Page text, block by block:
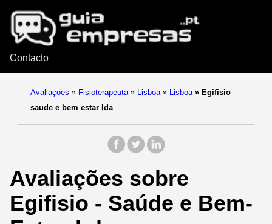
Contacto
Avaliaçoes » Fisioterapeuta » Lisboa » Lisboa » Egifisio
saude e bem estar lda
Avaliações sobre
Egifisio - Saúde e Bem-